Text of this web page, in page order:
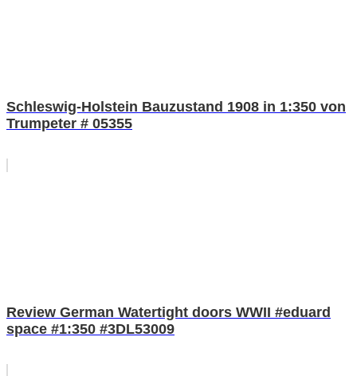
Schleswig-Holstein Bauzustand 1908 in 1:350 von
Trumpeter # 05355
Review German Watertight doors WWII #eduard
space #1:350 #3DL53009